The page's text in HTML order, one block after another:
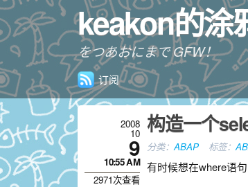
keakon的涂
をつあおにまで GFW！
订阅
构造一个
2008
10
9
10:55 AM
2971次查看
分类：ABAP 标签：
有时候想在where语